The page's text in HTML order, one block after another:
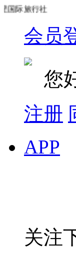
际旅行社
会员
您
注册
APP
关注